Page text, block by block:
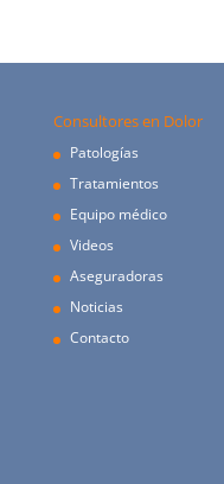
Consultores en Dolor
Patologías
Tratamientos
Equipo médico
Videos
Aseguradoras
Noticias
Contacto